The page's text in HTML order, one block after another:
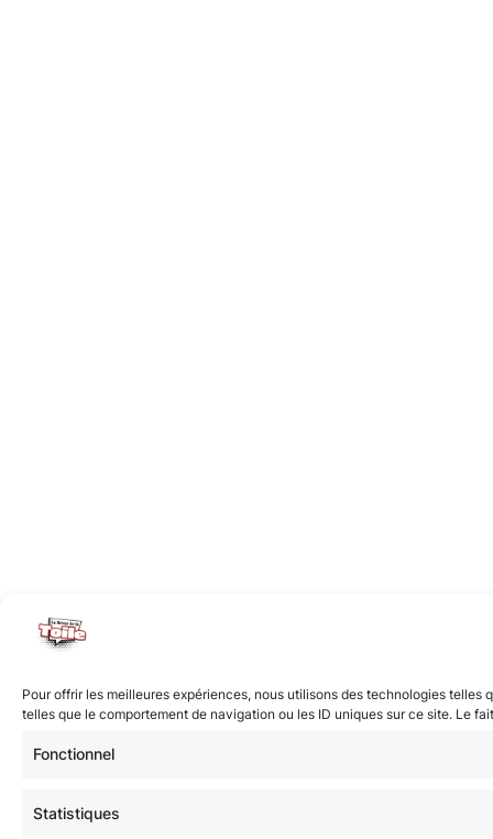
Pour offrir les meilleures expériences, nous utilisons des technologies
telles que le comportement de navigation ou les ID uniques sur ce site. Le
Fonctionnel
Statistiques